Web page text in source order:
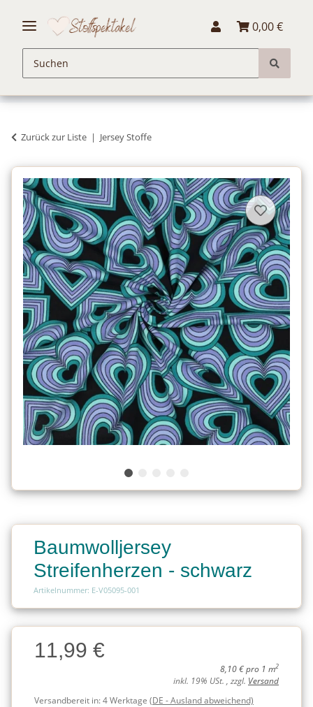
0,00 €
Zurück zur Liste Jersey Stoffe
Baumwolljersey
Streifenherzen - schwarz
Artikelnummer: E-V05095-001
Charge
Charge11,99 €
8,10 € pro 1 m2
inkl. 19% USt. , zzgl. Versand
Versandbereit in:4 Werktage (DE - Ausland abweichend)